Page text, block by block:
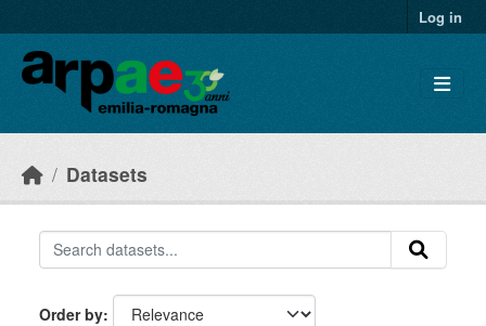
Log in
Datasets
Order by